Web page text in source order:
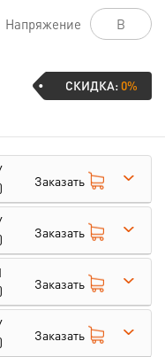
Напряжение
СКИДКА:0%
Заказать
Заказать
Заказать
Заказать